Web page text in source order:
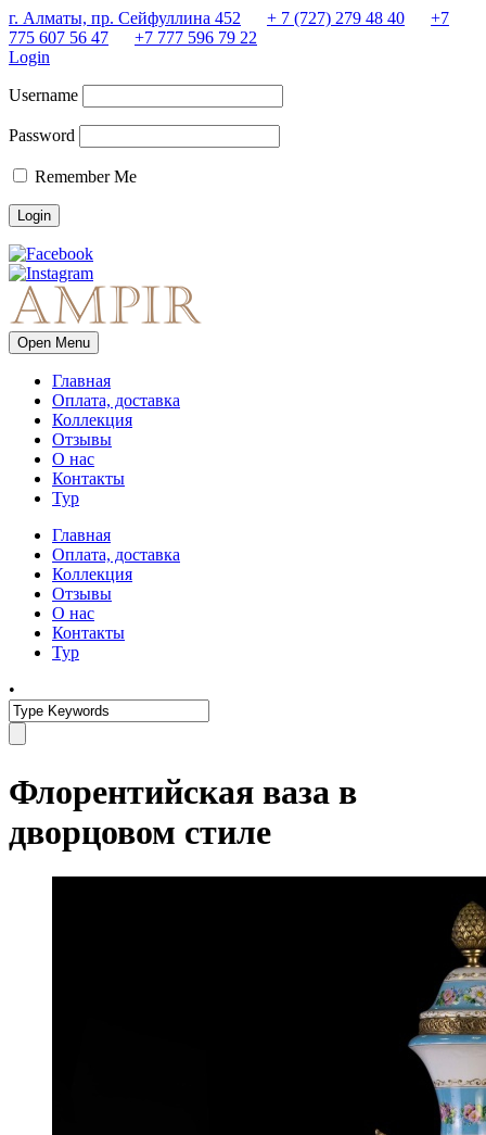
г. Алматы, пр. Сейфуллина 452 + 7 (727) 279 48 40
+7
775 607 56 47
+7 777 596 79 22
Login
Username
Password
Remember Me
Open Menu
Главная
Оплата, доставка
Коллекция
Отзывы
О нас
Контакты
Тур
Главная
Оплата, доставка
Коллекция
Отзывы
О нас
Контакты
Тур
•
Флорентийская ваза в
дворцовом стиле